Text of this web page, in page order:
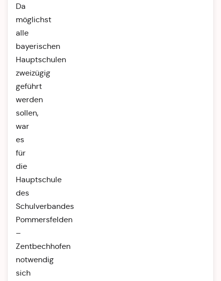
Da
möglichst
alle
bayerischen
Hauptschulen
zweizügig
geführt
werden
sollen,
war
es
für
die
Hauptschule
des
Schulverbandes
Pommersfelden
–
Zentbechhofen
notwendig
sich